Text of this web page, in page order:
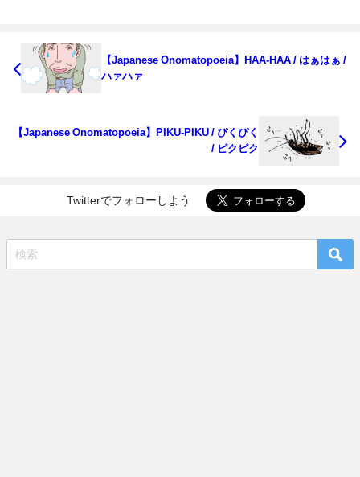
【Japanese Onomatopoeia】HAA-HAA / はぁはぁ /
ハァハァ
【Japanese Onomatopoeia】PIKU-PIKU / ぴくぴく
/ ピクピク
Twitterでフォローしよう